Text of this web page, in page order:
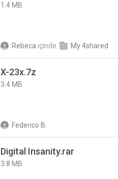
1.4 MB
Rebeca içinde My 4shared
X-23x.7z
3.4 MB
Federico B.
Digital Insanity.rar
3.8 MB